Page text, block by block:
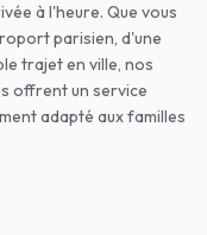
à l'heure. Que vous
parisien, d'une
trajet en ville, nos
offrent un service
adapté aux familles